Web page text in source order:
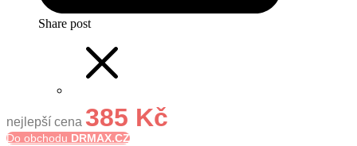
Share post
nejlepší cena 385 Kč
Do obchodu DRMAX.CZ